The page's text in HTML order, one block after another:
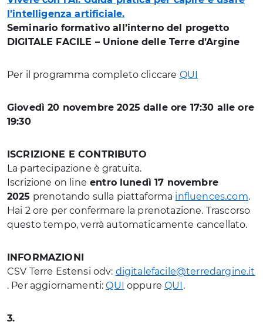
l’intelligenza artificiale.
Seminario formativo all’interno del progetto
DIGITALE FACILE – Unione delle Terre d’Argine
Per il programma completo cliccare QUI
Giovedì 20 novembre 2025 dalle ore 17:30 alle ore
19:30
ISCRIZIONE E CONTRIBUTO
La partecipazione è gratuita.
Iscrizione on line entro lunedì 17 novembre
2025 prenotando sulla piattaforma influences.com.
Hai 2 ore per confermare la prenotazione. Trascorso
questo tempo, verrà automaticamente cancellato.
INFORMAZIONI
CSV Terre Estensi odv: digitalefacile@terredargine.it
. Per aggiornamenti:QUI oppureQUI .
3.